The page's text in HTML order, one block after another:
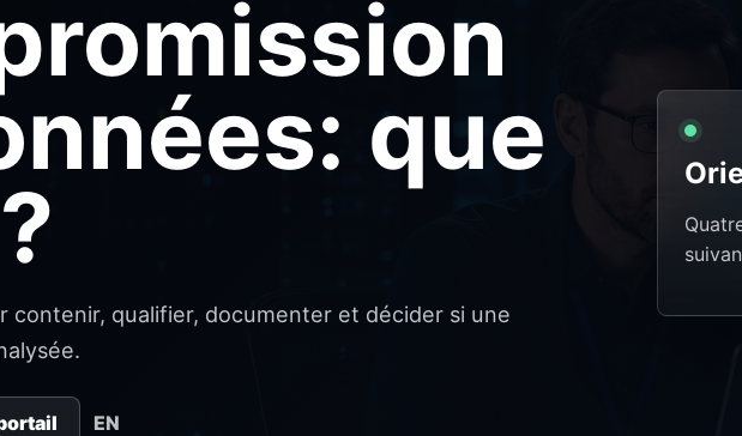
que
contenir, qualifier, documenter et décider si une
EN